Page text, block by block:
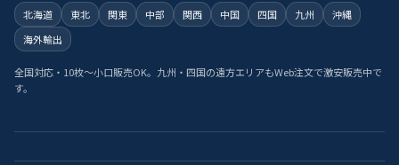
北海道 東北 関東 中部 関西 中国 四国 九州
沖縄
海外輸出
全国対応・10枚〜小口販売OK。九州・四国の遠方エリアもWeb注文で激安販売中で
す。